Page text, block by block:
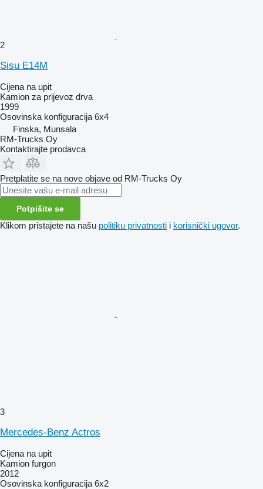
2
Sisu E14M
Cijena na upit
Kamion za prijevoz drva
1999
Osovinska konfiguracija 6x4
Finska, Munsala
RM-Trucks Oy
Kontaktirajte prodavca
Pretplatite se na nove objave od RM-Trucks Oy
Potpišite se
Klikom pristajete na našu politiku privatnosti i korisnički ugovor.
3
Mercedes-Benz Actros
Cijena na upit
Kamion furgon
2012
Osovinska konfiguracija 6x2